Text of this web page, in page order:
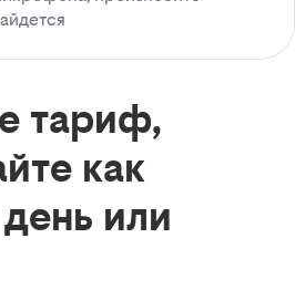
тариф,
как
или